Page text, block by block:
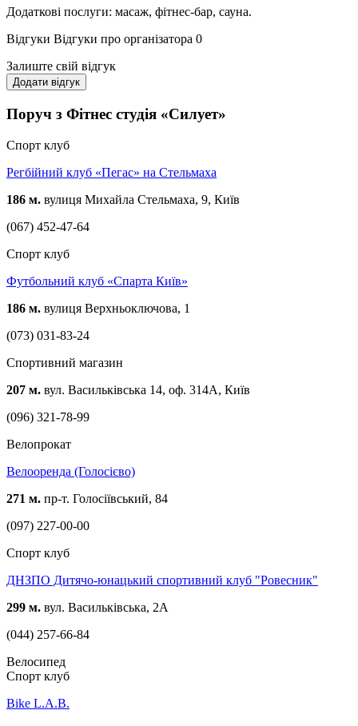
Додаткові послуги: масаж, фітнес-бар, сауна.
Відгуки Відгуки про організатора 0
Залиште свій відгук
Додати відгук
Поруч з Фітнес студія «Силует»
Спорт клуб
Регбійний клуб «Пегас» на Стельмаха
186 м. вулиця Михайла Стельмаха, 9, Київ
(067) 452-47-64
Спорт клуб
Футбольний клуб «Спарта Київ»
186 м. вулиця Верхньоключова, 1
(073) 031-83-24
Спортивний магазин
207 м. вул. Васильківська 14, оф. 314А, Київ
(096) 321-78-99
Велопрокат
Велооренда (Голосієво)
271 м. пр-т. Голосіївський, 84
(097) 227-00-00
Спорт клуб
ДНЗПО Дитячо-юнацький спортивний клуб "Ровесник"
299 м. вул. Васильківська, 2А
(044) 257-66-84
Велосипед
Спорт клуб
Bike L.A.B.